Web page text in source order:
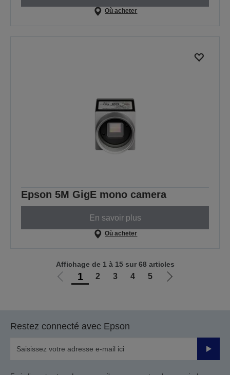
Où acheter
Epson 5M GigE mono camera
En savoir plus
Où acheter
Aller
précédente
1 2 3 4 5
Aller
Affichage de 1 à 15 sur 68 articles
Restez connecté avec Epson
Valider